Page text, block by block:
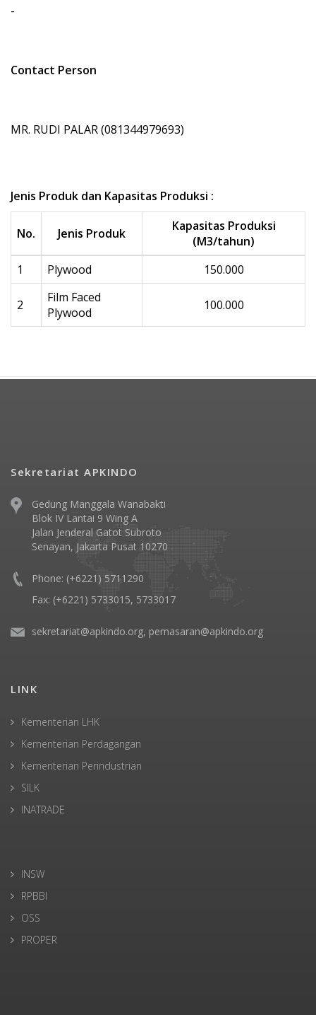
-
Contact Person
MR. RUDI PALAR (081344979693)
Jenis Produk dan Kapasitas Produksi :
No. Jenis Produk
Kapasitas Produksi
(M3/tahun)
1
Plywood 150.000
2
Film Faced
Plywood
100.000
Sekretariat APKINDO
Gedung Manggala Wanabakti
Blok IV Lantai 9 Wing A
Jalan Jenderal Gatot Subroto
Senayan, Jakarta Pusat 10270
Phone: (+6221) 5711290
Fax: (+6221) 5733015, 5733017
sekretariat@apkindo.org, pemasaran@apkindo.org
LINK
Kementerian LHK
Kementerian Perdagangan
Kementerian Perindustrian
SILK
INATRADE
INSW
RPBBI
OSS
PROPER